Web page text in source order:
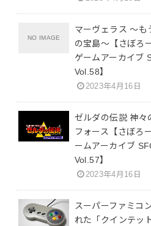
マーヴェラス ～も
の宝島～【さぼろ
ゲームアーカイブ
Vol.58】
2023年4月16日
ゼルダの伝説 神々
フォース【さぼろ
ームアーカイブ
Vol.57】
2023年4月16日
スーパーファミコ
れた「クインテッ